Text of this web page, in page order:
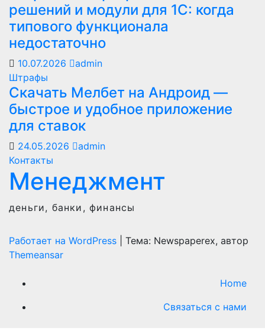
решений и модули для 1С: когда
типового функционала
недостаточно
10.07.2026
admin
Штрафы
Скачать Мелбет на Андроид —
быстрое и удобное приложение
для ставок
24.05.2026
admin
Контакты
Менеджмент
деньги, банки, финансы
Работает на WordPress
Тема: Newspaperex, автор
Themeansar
Home
Связаться с нами